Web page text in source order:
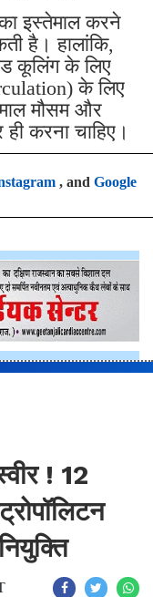
इस्तेमाल करने
है। हालांकि,
कूलिंग के लिए
के लिए
मौसम और
करना चाहिए।
, and Google
! 12